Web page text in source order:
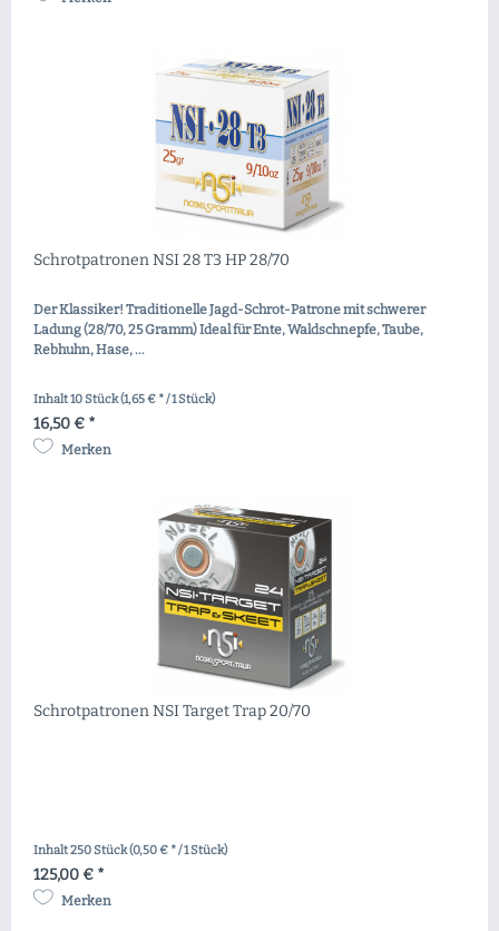
Schrotpatronen NSI 28 T3 HP 28/70
Der Klassiker! Traditionelle Jagd-Schrot-Patrone mit schwerer
Ladung (28/70, 25 Gramm) Ideal für Ente, Waldschnepfe, Taube,
Rebhuhn, Hase, ...
Inhalt10 Stück(1,65 € * / 1 Stück)
16,50 € *
Merken
Schrotpatronen NSI Target Trap 20/70
Inhalt250 Stück(0,50 € * / 1 Stück)
125,00 € *
Merken